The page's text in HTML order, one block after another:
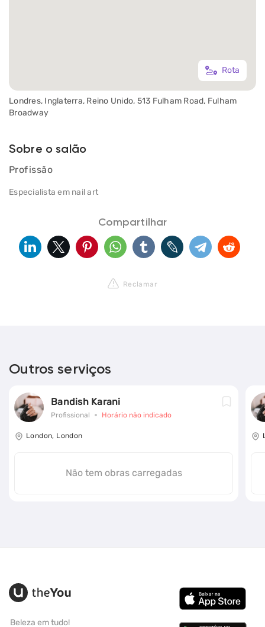
Rota
Londres, Inglaterra, Reino Unido, 513 Fulham Road, Fulham
Broadway
Sobre o salão
Profissão
Especialista em nail art
Compartilhar
Reclamar
Outros serviços
Bandish Karani
Profissional Horário não indicado
London, London
Não tem obras carregadas
Beleza em tudo!